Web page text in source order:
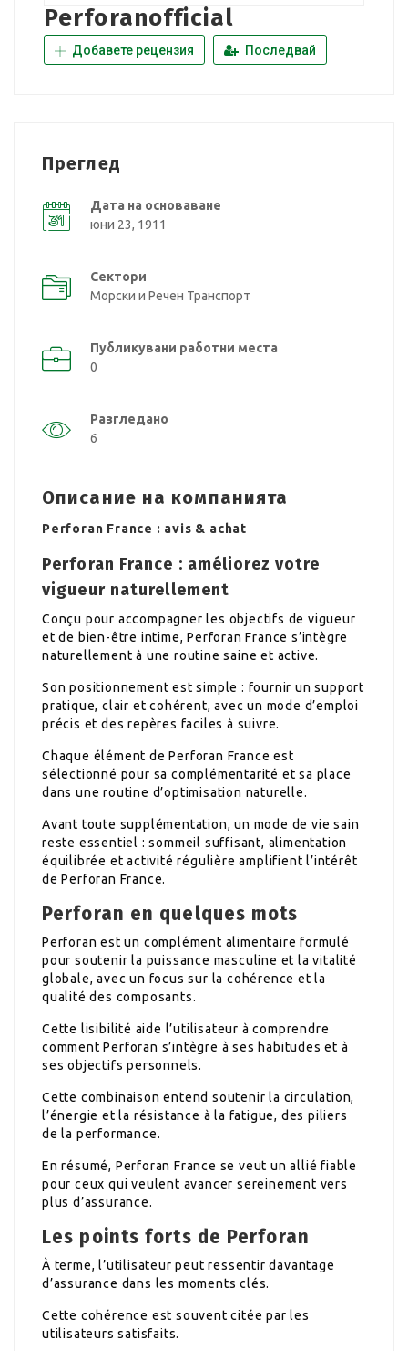
Perforanofficial
Добавете рецензия Последвай
Преглед
Дата на основаване
юни 23, 1911
Сектори
Морски и Речен Транспорт
Публикувани работни места
0
Разгледано
6
Описание на компанията
Perforan France : avis & achat
Perforan France : améliorez votre
vigueur naturellement
Conçu pour accompagner les objectifs de vigueur
et de bien-être intime, Perforan France s’intègre
naturellement à une routine saine et active.
Son positionnement est simple : fournir un support
pratique, clair et cohérent, avec un mode d’emploi
précis et des repères faciles à suivre.
Chaque élément de Perforan France est
sélectionné pour sa complémentarité et sa place
dans une routine d’optimisation naturelle.
Avant toute supplémentation, un mode de vie sain
reste essentiel : sommeil suffisant, alimentation
équilibrée et activité régulière amplifient l’intérêt
de Perforan France.
Perforan en quelques mots
Perforan est un complément alimentaire formulé
pour soutenir la puissance masculine et la vitalité
globale, avec un focus sur la cohérence et la
qualité des composants.
Cette lisibilité aide l’utilisateur à comprendre
comment Perforan s’intègre à ses habitudes et à
ses objectifs personnels.
Cette combinaison entend soutenir la circulation,
l’énergie et la résistance à la fatigue, des piliers
de la performance.
En résumé, Perforan France se veut un allié fiable
pour ceux qui veulent avancer sereinement vers
plus d’assurance.
Les points forts de Perforan
À terme, l’utilisateur peut ressentir davantage
d’assurance dans les moments clés.
Cette cohérence est souvent citée par les
utilisateurs satisfaits.